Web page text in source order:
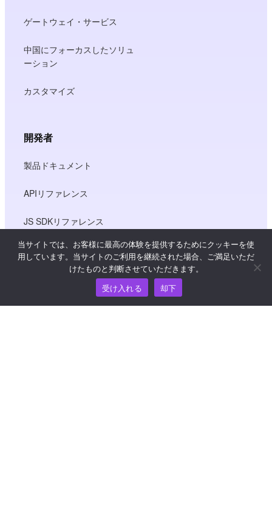
ゲートウェイ・サービス
中国にフォーカスしたソリュ
ーション
カスタマイズ
開発者
製品ドキュメント
APIリファレンス
JS SDKリファレンス
当サイトでは、お客様に最高の体験を提供するためにクッキーを使
用しています。当サイトのご利用を継続された場合、ご満足いただ
けたものと判断させていただきます。
受け入れる
却下